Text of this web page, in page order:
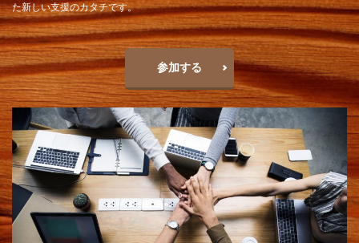
た新しい⽀援のカタチです。
参加する